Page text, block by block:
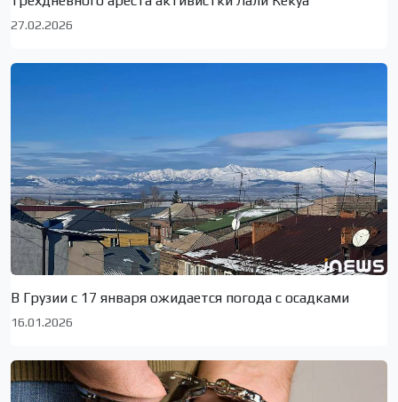
27.02.2026
В Грузии с 17 января ожидается погода с осадками
16.01.2026